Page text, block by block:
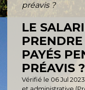
préavis ?
LE
PAYÉS
PRÉAVIS ?
Vérifié le 06 Jul